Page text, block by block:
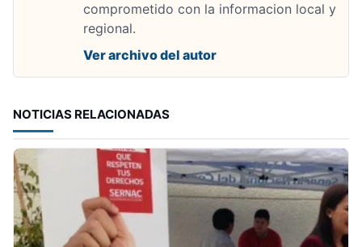
comprometido con la informacion local y
regional.
Ver archivo del autor
NOTICIAS RELACIONADAS